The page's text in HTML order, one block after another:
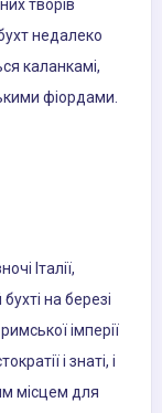
творів
недалеко
каланкамі,
фіордами.
Італії,
на березі
імперії
і знаті, і
місцем для